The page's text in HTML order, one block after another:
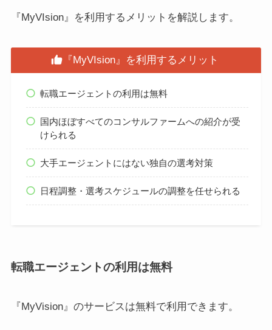
『MyVIsion』を利用するメリットを解説します。
『MyVIsion』を利用するメリット
転職エージェントの利用は無料
国内ほぼすべてのコンサルファームへの紹介が受
けられる
大手エージェントにはない独自の選考対策
日程調整・選考スケジュールの調整を任せられる
転職エージェントの利用は無料
『MyVision』のサービスは無料で利用できます。